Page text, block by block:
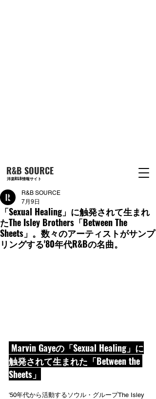
R&B SOURCE
洋楽R&B情報サイト
「Sexual Healing」に触発されて生まれ
たThe Isley Brothers「Between The
Sheets」。数々のアーティストがサンプ
リングする'80年代R&Bの名曲。
R&B SOURCE
7月9日
触発されて生まれた「Between the
Sheets」
'50年代から活動するソウル・グループThe Isley